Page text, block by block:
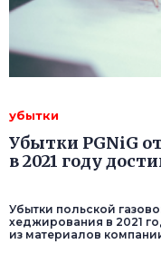
убытки
Убытки PGNiG
в 2021 году
Убытки польской
хеджирования в 2021
из материалов